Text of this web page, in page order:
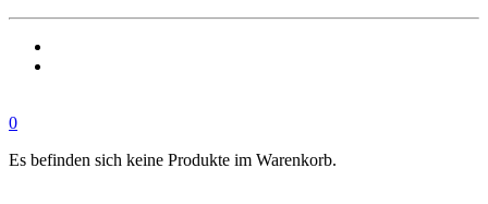
0
Es befinden sich keine Produkte im Warenkorb.